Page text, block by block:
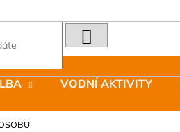
VODNÍ AKTIVITY
najít?